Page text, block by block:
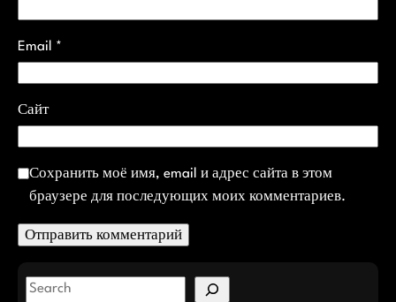
Email *
Сайт
Сохранить моё имя, email и адрес сайта в этом
браузере для последующих моих комментариев.
S